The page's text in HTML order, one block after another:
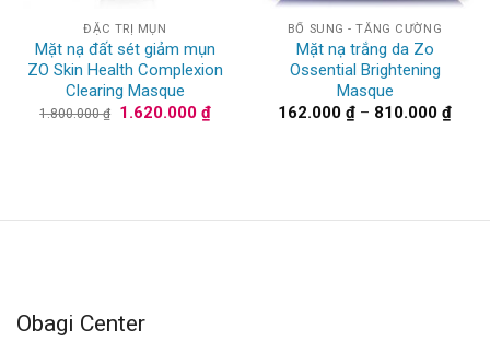
ĐẶC TRỊ MỤN
Mặt nạ đất sét giảm mụn
ZO Skin Health Complexion
Clearing Masque
1.800.000₫ Giá
1.620.000 ₫Giá
hiện
BỔ SUNG - TĂNG CƯỜNG
Mặt nạ trắng da Zo
Ossential Brightening
Masque
162.000 ₫ – 810.000 ₫
Obagi Center